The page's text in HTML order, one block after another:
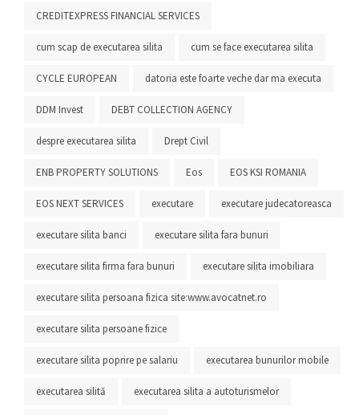
CREDITEXPRESS FINANCIAL SERVICES
cum scap de executarea silita cum se face executarea silita
CYCLE EUROPEAN datoria este foarte veche dar ma executa
DDM Invest DEBT COLLECTION AGENCY
despre executarea silita Drept Civil
ENB PROPERTY SOLUTIONS Eos EOS KSI ROMANIA
EOS NEXT SERVICES executare executare judecatoreasca
executare silita banci executare silita fara bunuri
executare silita firma fara bunuri executare silita imobiliara
executare silita persoana fizica site:www.avocatnet.ro
executare silita persoane fizice
executare silita poprire pe salariu executarea bunurilor mobile
executarea silită executarea silita a autoturismelor